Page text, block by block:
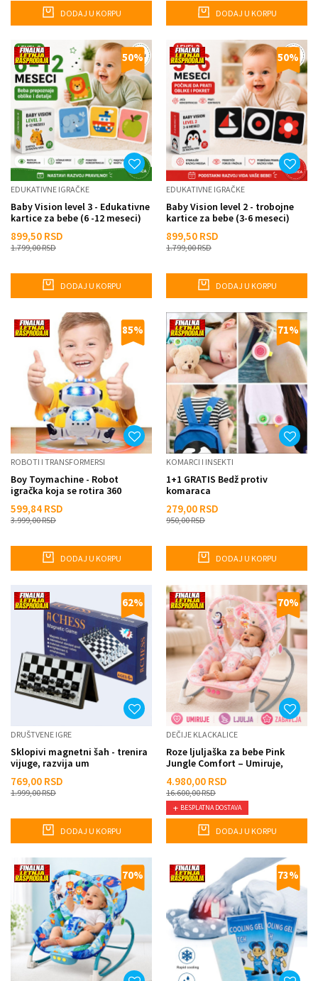
DODAJ U KORPU DODAJ U KORPU
50%
EDUKATIVNE IGRAČKE
Baby Vision level 3 - Edukativne
kartice za bebe (6 -12 meseci)
899,50 RSD
1.799,00RSD
DODAJ U KORPU
50%
EDUKATIVNE IGRAČKE
Baby Vision level 2 - trobojne
kartice za bebe (3-6 meseci)
899,50 RSD
1.799,00RSD
DODAJ U KORPU
85%
ROBOTI I TRANSFORMERSI
Boy Toymachine - Robot
igračka koja se rotira 360
599,84 RSD
3.999,00RSD
DODAJ U KORPU
71%
KOMARCI I INSEKTI
1+1 GRATIS Bedž protiv
komaraca
279,00 RSD
950,00RSD
DODAJ U KORPU
62%
DRUŠTVENE IGRE
Sklopivi magnetni šah - trenira
vijuge, razvija um
769,00 RSD
1.999,00RSD
DODAJ U KORPU
70%
DEČIJE KLACKALICE
Roze ljuljaška za bebe Pink
Jungle Comfort – Umiruje,
4.980,00 RSD
16.600,00RSD
BESPLATNA DOSTAVA
DODAJ U KORPU
70% 73%